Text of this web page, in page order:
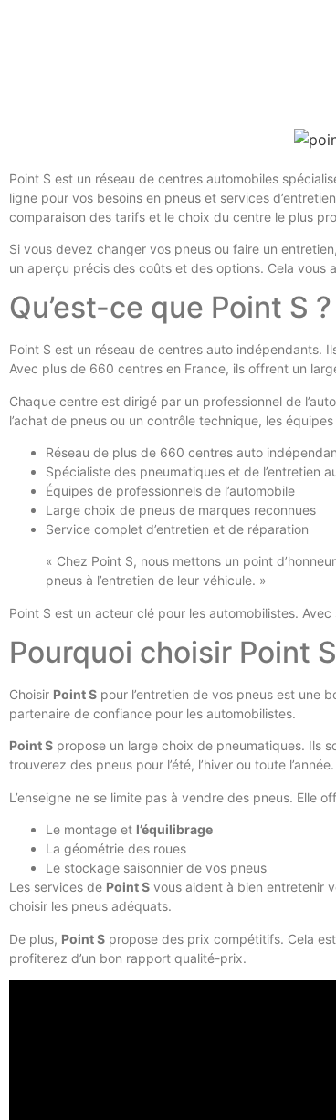
Point S est un réseau de centres automobiles
ligne pour vos besoins en pneus et services
comparaison des tarifs et le choix du centre le plus
Si vous devez changer vos pneus ou faire un
un aperçu précis des coûts et des options. Cela vous
Qu’est-ce que Point S ?
Point S est un réseau de centres auto indépendants.
Avec plus de 660 centres en France, ils offrent un
Chaque centre est dirigé par un professionnel de
l’achat de pneus ou un contrôle technique, les
Réseau de plus de 660 centres auto
Spécialiste des pneumatiques et de l’entretien
Équipes de professionnels de l’automobile
Large choix de pneus de marques reconnues
Service complet d’entretien et de réparation
« Chez Point S, nous mettons un point
pneus à l’entretien de leur véhicule. »
Point S est un acteur clé pour les automobilistes.
Pourquoi choisir Point
Choisir Point S pour l’entretien de vos pneus est une
partenaire de confiance pour les automobilistes.
Point S propose un large choix de pneumatiques. Ils
trouverez des pneus pour l’été, l’hiver ou toute l’année.
L’enseigne ne se limite pas à vendre des pneus. Elle
Le montage et l’équilibrage
La géométrie des roues
Le stockage saisonnier de vos pneus
Les services de Point S vous aident à bien entretenir
choisir les pneus adéquats.
De plus, Point S propose des prix compétitifs. Cela
profiterez d’un bon rapport qualité-prix.